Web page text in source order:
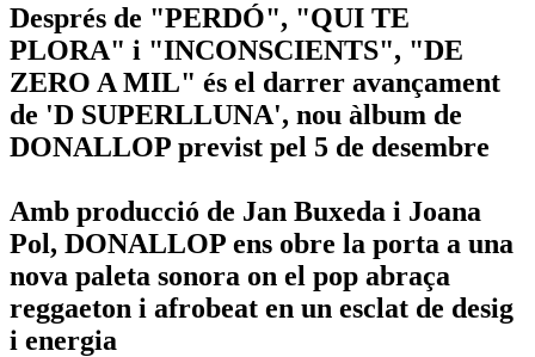
Després de "PERDÓ", "QUI TE
PLORA" i "INCONSCIENTS", "DE
ZERO A MIL" és el darrer avançament
de 'D SUPERLLUNA', nou àlbum de
DONALLOP previst pel 5 de desembre
Amb producció de Jan Buxeda i Joana
Pol, DONALLOP ens obre la porta a una
nova paleta sonora on el pop abraça
reggaeton i afrobeat en un esclat de desig
i energia